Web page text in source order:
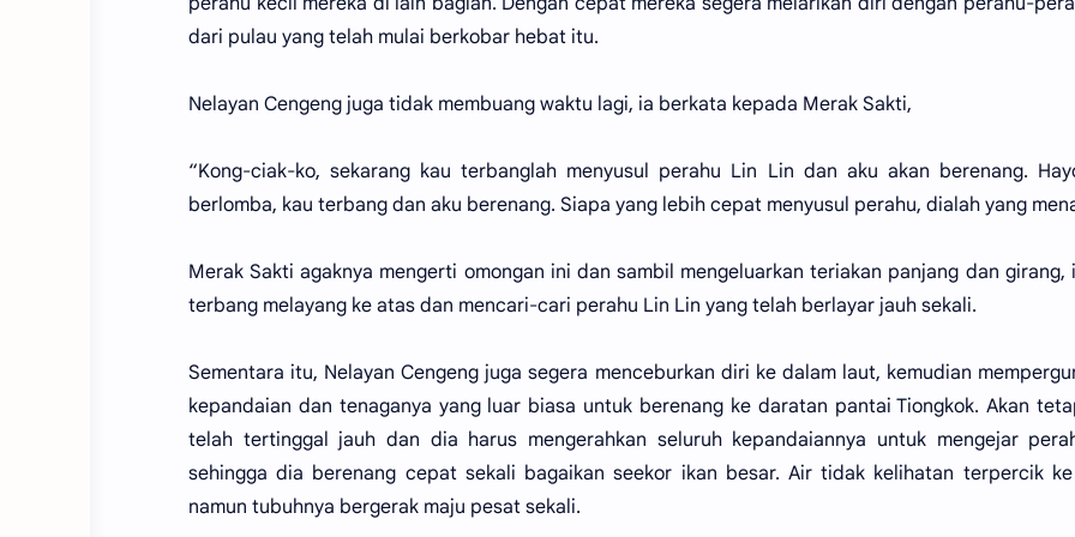
dari pulau yang telah mulai berkobar hebat itu.
Nelayan Cengeng juga tidak membuang waktu lagi, ia berkata kepada Merak Sakti,
“Kong-ciak-ko, sekarang kau terbanglah menyusul perahu Lin Lin dan aku akan berenang.
berlomba, kau terbang dan aku berenang. Siapa yang lebih cepat menyusul perahu, dialah yang
Merak Sakti agaknya mengerti omongan ini dan sambil mengeluarkan teriakan panjang dan girang,
terbang melayang ke atas dan mencari-cari perahu Lin Lin yang telah berlayar jauh sekali.
Sementara itu, Nelayan Cengeng juga segera menceburkan diri ke dalam laut, kemudian
kepandaian dan tenaganya yang luar biasa untuk berenang ke daratan pantai Tiongkok. Akan
telah tertinggal jauh dan dia harus mengerahkan seluruh kepandaiannya untuk mengejar
sehingga dia berenang cepat sekali bagaikan seekor ikan besar. Air tidak kelihatan terpercik
namun tubuhnya bergerak maju pesat sekali.